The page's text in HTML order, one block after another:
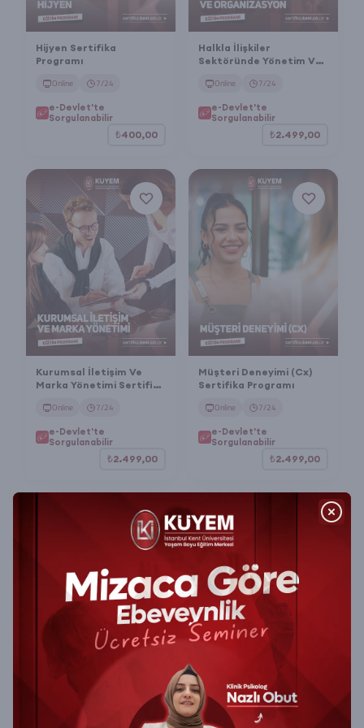
Hijyen Sertifika
Programı
Online
7/24
e-Devlet'te
Sorgulanabilir
₺400,00
Halkla İlişkiler
Sektöründe Yönetim Ve
Programı
Online 7/24
e-Devlet'te
Sorgulanabilir
₺2.499,00
Kurumsal İletişim Ve
Marka Yönetimi Sertifika
Online
7/24
e-Devlet'te
Sorgulanabilir
₺2.499,00
Müşteri Deneyimi (Cx)
Sertifika Programı
Online
7/24
e-Devlet'te
Sorgulanabilir
₺2.499,00
İleri Excel Sertifika
Programı
Yalın Üretim Sertifika
Programı